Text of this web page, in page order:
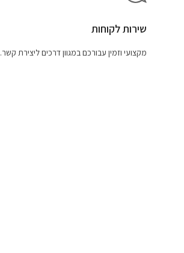
שירות לקוחות
מקצועי וזמין עבורכם במגוון דרכים ליצירת קשר.